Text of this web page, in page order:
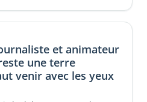
et animateur
une terre
venir avec les yeux